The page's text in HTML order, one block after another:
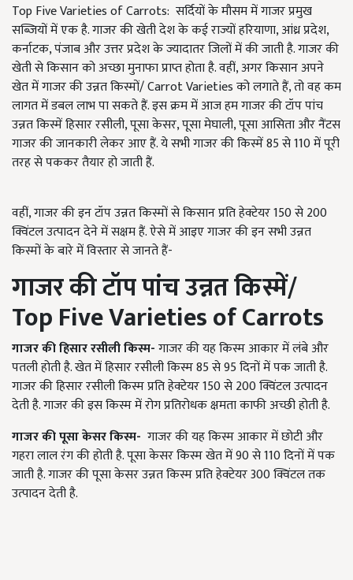
Top Five Varieties of Carrots: सर्दियों के मौसम में गाजर प्रमुख
सब्जियों में एक है. गाजर की खेती देश के कई राज्यों हरियाणा, आंध्र प्रदेश,
कर्नाटक, पंजाब और उत्तर प्रदेश के ज्यादातर जिलों में की जाती है. गाजर की
खेती से किसान को अच्छा मुनाफा प्राप्त होता है. वहीं, अगर किसान अपने
खेत में गाजर की उन्नत किस्मों/ Carrot Varieties को लगाते हैं, तो वह कम
लागत में डबल लाभ पा सकते हैं. इस क्रम में आज हम गाजर की टॉप पांच
उन्नत किस्में हिसार रसीली, पूसा केसर, पूसा मेघाली, पूसा आसिता और नैंटस
गाजर की जानकारी लेकर आए हैं. ये सभी गाजर की किस्में 85 से 110 में पूरी
तरह से पककर तैयार हो जाती हैं.
वहीं, गाजर की इन टॉप उन्नत किस्मों से किसान प्रति हेक्टेयर 150 से 200
क्विंटल उत्पादन देने में सक्षम हैं. ऐसे में आइए गाजर की इन सभी उन्नत
किस्मों के बारे में विस्तार से जानते हैं-
गाजर की टॉप पांच उन्नत किस्में/
Top FiveVarieties of Carrots
गाजर की हिसार रसीली किस्म-गाजर की यह किस्म आकार में लंबे और
पतली होती है. खेत में हिसार रसीली किस्म 85 से 95 दिनों में पक जाती है.
गाजर की हिसार रसीली किस्म प्रति हेक्टेयर 150 से 200 क्विंटल उत्पादन
देती है. गाजर की इस किस्म में रोग प्रतिरोधक क्षमता काफी अच्छी होती है.
गाजर की पूसा केसर किस्म- गाजर की यह किस्म आकार में छोटी और
गहरा लाल रंग की होती है. पूसा केसर किस्म खेत में90 से 110 दिनों में पक
जाती है. गाजर की पूसा केसर उन्नत किस्म प्रति हेक्टेयर 300 क्विंटल तक
उत्पादन देती है.